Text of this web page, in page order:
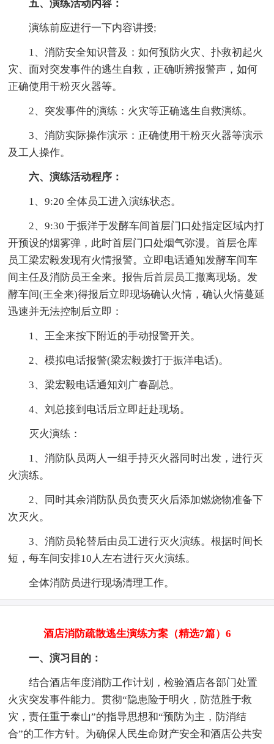
五、演练活动内容：
演练前应进行一下内容讲授;
1、消防安全知识普及：如何预防火灾、扑救初起火
灾、面对突发事件的逃生自救，正确听辨报警声，如何
正确使用干粉灭火器等。
2、突发事件的演练：火灾等正确逃生自救演练。
3、消防实际操作演示：正确使用干粉灭火器等演示
及工人操作。
六、演练活动程序：
1、9:20 全体员工进入演练状态。
2、9:30 于振洋于发酵车间首层门口处指定区域内打
开预设的烟雾弹，此时首层门口处烟气弥漫。首层仓库
员工梁宏毅发现有火情报警。立即电话通知发酵车间车
间主任及消防员王全来。报告后首层员工撤离现场。发
酵车间(王全来)得报后立即现场确认火情，确认火情蔓延
迅速并无法控制后立即：
1、王全来按下附近的手动报警开关。
2、模拟电话报警(梁宏毅拨打于振洋电话)。
3、梁宏毅电话通知刘广春副总。
4、刘总接到电话后立即赶赴现场。
灭火演练：
1、消防队员两人一组手持灭火器同时出发，进行灭
火演练。
2、同时其余消防队员负责灭火后添加燃烧物准备下
次灭火。
3、消防员轮替后由员工进行灭火演练。根据时间长
短，每车间安排10人左右进行灭火演练。
全体消防员进行现场清理工作。
酒店消防疏散逃生演练方案（精选7篇）6
一、演习目的：
结合酒店年度消防工作计划，检验酒店各部门处置
火灾突发事件能力。贯彻“隐患险于明火，防范胜于救
灾，责任重于泰山”的指导思想和“预防为主，防消结
合”的工作方针。为确保人民生命财产安全和酒店公共安